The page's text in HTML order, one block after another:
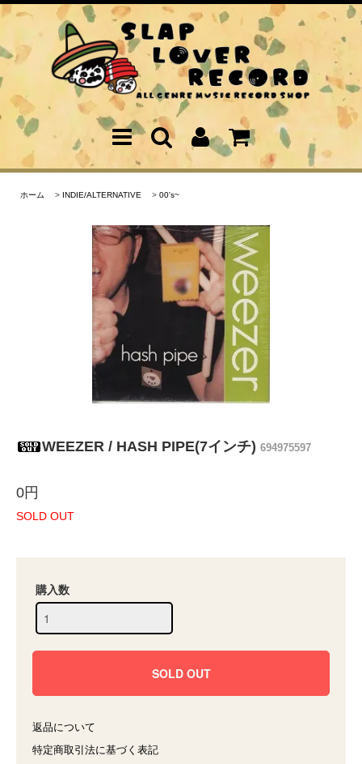
ホーム > INDIE/ALTERNATIVE > 00's~
WEEZER / HASH PIPE(7インチ) 694975597
0円
SOLD OUT
購入数
返品について
特定商取引法に基づく表記